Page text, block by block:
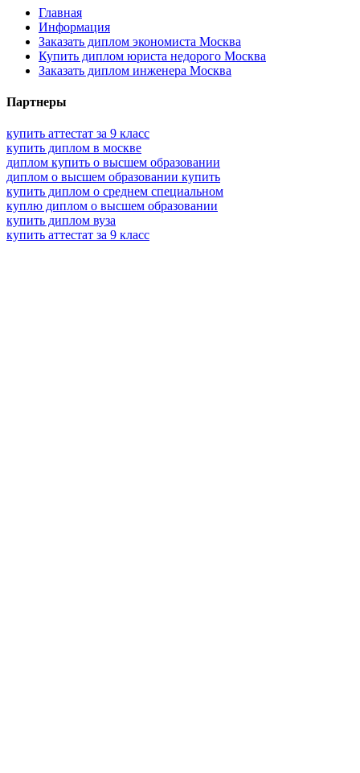
Главная
Информация
Заказать диплом экономиста Москва
Купить диплом юриста недорого Москва
Заказать диплом инженера Москва
Партнеры
купить аттестат за 9 класс
купить диплом в москве
диплом купить о высшем образовании
диплом о высшем образовании купить
купить диплом о среднем специальном
куплю диплом о высшем образовании
купить диплом вуза
купить аттестат за 9 класс